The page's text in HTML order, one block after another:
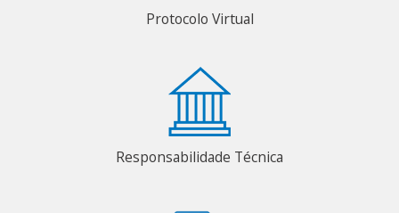
Protocolo Virtual
Responsabilidade Técnica